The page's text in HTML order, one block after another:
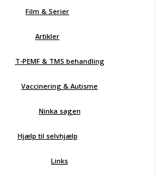
Film & Serier
Artikler
T-PEMF & TMS behandling
Vaccinering & Autisme
Ninka sagen
Hjælp til selvhjælp
Links